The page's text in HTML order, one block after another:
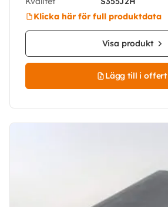
Klicka här för full produktdata
Visa produkt
Lägg till i offert